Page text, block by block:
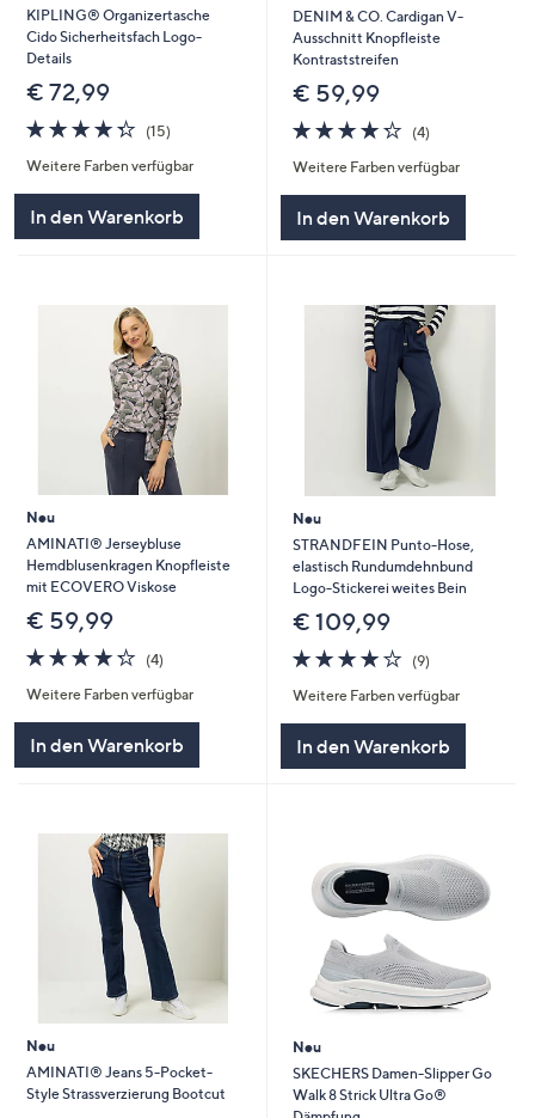
KIPLING® Organizertasche
Cido Sicherheitsfach Logo-
Details
€ 72,99
4.3
von
5
(15)
Weitere Farben verfügbar
In den Warenkorb
DENIM & CO. Cardigan V-
Ausschnitt Knopfleiste
Kontraststreifen
€ 59,99
4.2
von
5
(4)
Weitere Farben verfügbar
In den Warenkorb
Neu
AMINATI® Jerseybluse
Hemdblusenkragen Knopfleiste
mit ECOVERO Viskose
€ 59,99
4.2
von
5
(4)
Weitere Farben verfügbar
In den Warenkorb
Neu
STRANDFEIN Punto-Hose,
elastisch Rundumdehnbund
Logo-Stickerei weites Bein
€ 109,99
4.1
von
5
(9)
Weitere Farben verfügbar
In den Warenkorb
Neu
AMINATI® Jeans 5-Pocket-
Style Strassverzierung Bootcut
Neu
SKECHERS Damen-Slipper Go
Walk 8 Strick Ultra Go®